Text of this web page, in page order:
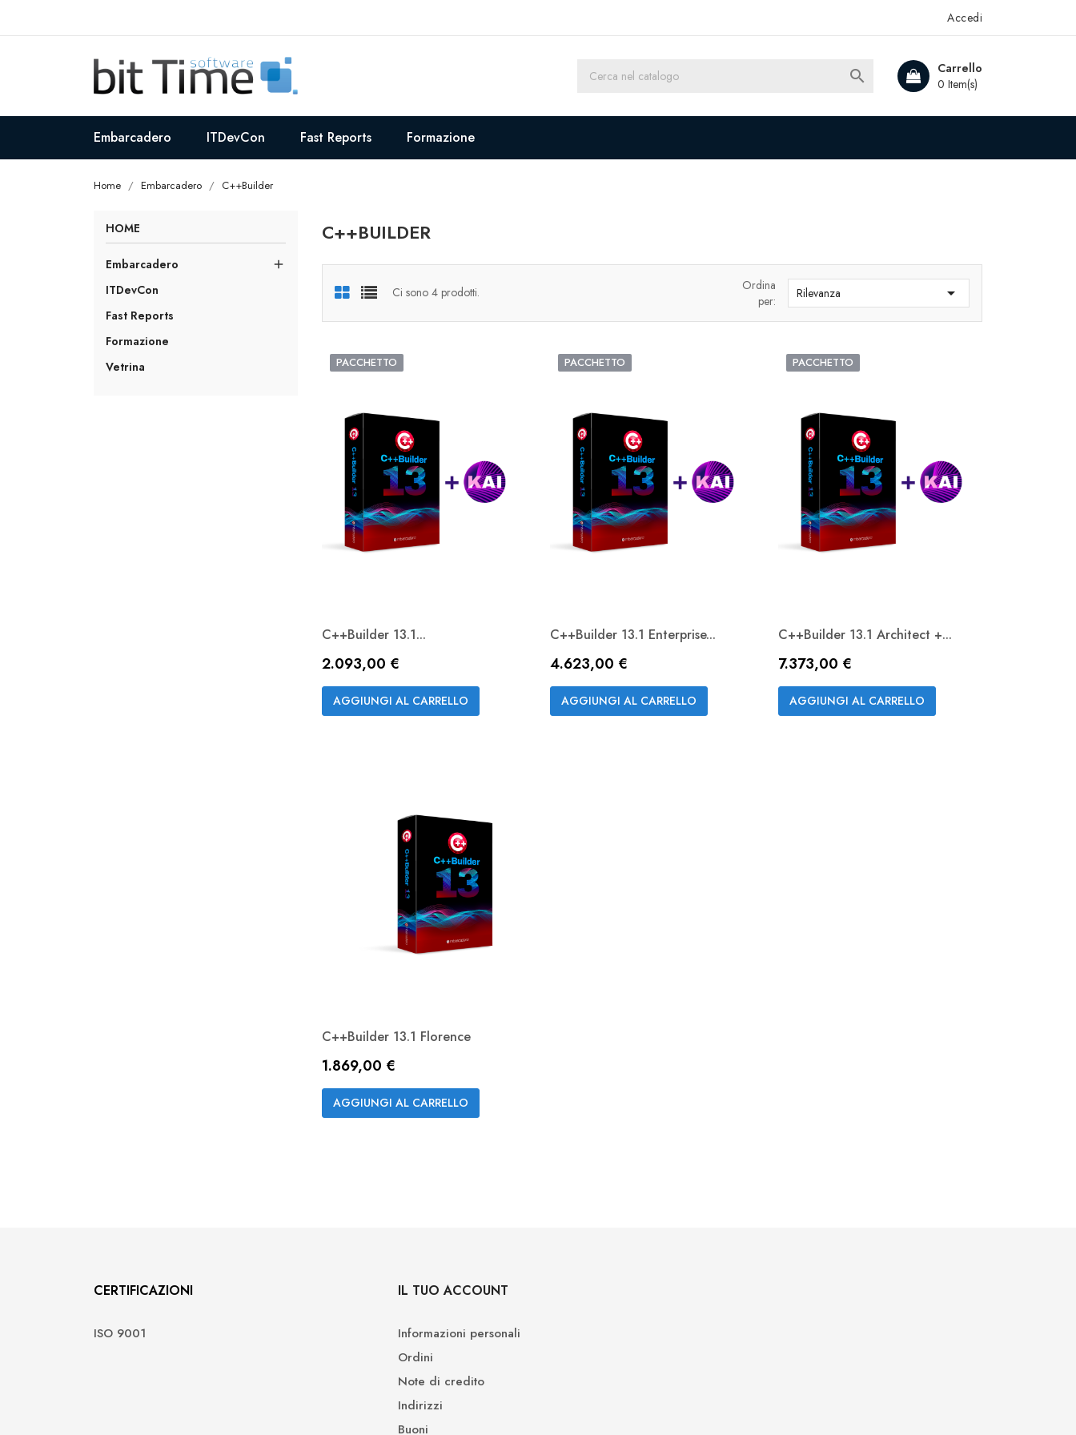
Accedi
Carrello
0 Item(s)

Embarcadero ITDevCon Fast Reports Formazione
Home Embarcadero C++Builder
HOME
Embarcadero 
ITDevCon
Fast Reports
Formazione
Vetrina
C++BUILDER
Ci sono 4 prodotti.
Ordina
per:
Rilevanza 
PACCHETTO

C++Builder 13.1...
Prezzo
2.093,00 €
AGGIUNGI AL CARRELLO
PACCHETTO

C++Builder 13.1 Enterprise...
Prezzo
4.623,00 €
AGGIUNGI AL CARRELLO
PACCHETTO

C++Builder 13.1 Architect +...
Prezzo
7.373,00 €
AGGIUNGI AL CARRELLO

C++Builder 13.1 Florence
Prezzo
1.869,00 €
AGGIUNGI AL CARRELLO
CERTIFICAZIONI
ISO 9001
IL TUO ACCOUNT
Informazioni personali
Ordini
Note di credito
Indirizzi
Buoni